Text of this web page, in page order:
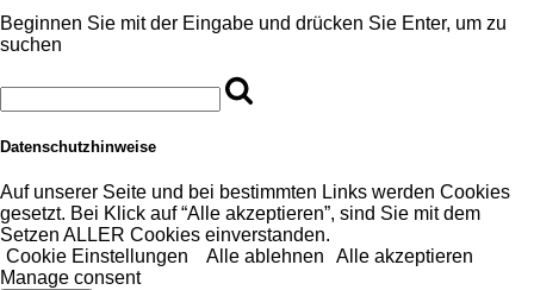
Beginnen Sie mit der Eingabe und drücken Sie Enter, um zu
suchen
Datenschutzhinweise
Auf unserer Seite und bei bestimmten Links werden Cookies
gesetzt. Bei Klick auf “Alle akzeptieren”, sind Sie mit dem
Setzen ALLER Cookies einverstanden.
Cookie Einstellungen
Alle ablehnen
Alle akzeptieren
Manage consent